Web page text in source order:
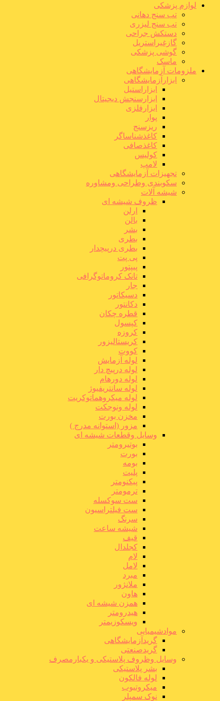
لوازم پزشکی
تب سنج دهانی
تب سنج لیزری
دستکش جراحی
گازغیراستریل
گوشی پزشکی
ماسک
ملزومات آزمایشگاهی
ابزارآزمایشگاهی
ابزاراستیل
ابزارسنجش دیجیتال
ابزارفلزی
پوار
ریزسنج
کاغذشناساگر
کاغذصافی
کولیس
لامپ
تجهیزات آزمایشگاهی
سکوبندی وطراحی ومشاوره
شیشه آلات
ظروف شیشه ای
ارلن
بالن
بشر
بطری
بطری درپیچدار
پی پت
پیپتور
تانک کروماتوگرافی
جار
دسیکاتور
دکانتور
قطره چکان
کپسول
کروزه
کریستالیزور
کووت
لوله آزمایش
لوله درپیچ دار
لوله دورهام
لوله سانتریفیوژ
لوله میکروهماتوکریت
لوله ونوجکت
مخزن بورت
مزور (استوانه مدرج )
وسایل وقطعات شیشه ای
بوتیرومتر
بورت
بومه
پلیت
پیکنومتر
ترمومتر
ست سوکسله
ست فیلتراسیون
سرنگ
شیشه ساعت
قیف
کجلدال
لام
لامل
مبرد
ملانژور
هاون
همزن شیشه ای
هیدرومتر
ویسکوزیمتر
موادشیمیایی
گریدآزمایشگاهی
گریدصنعتی
وسایل وظروف پلاستیکی و یکبارمصرف
بشر پلاستیکی
لوله فالکون
میکروتیوب
نوک سمپلر